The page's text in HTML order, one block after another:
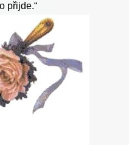
přijde.“